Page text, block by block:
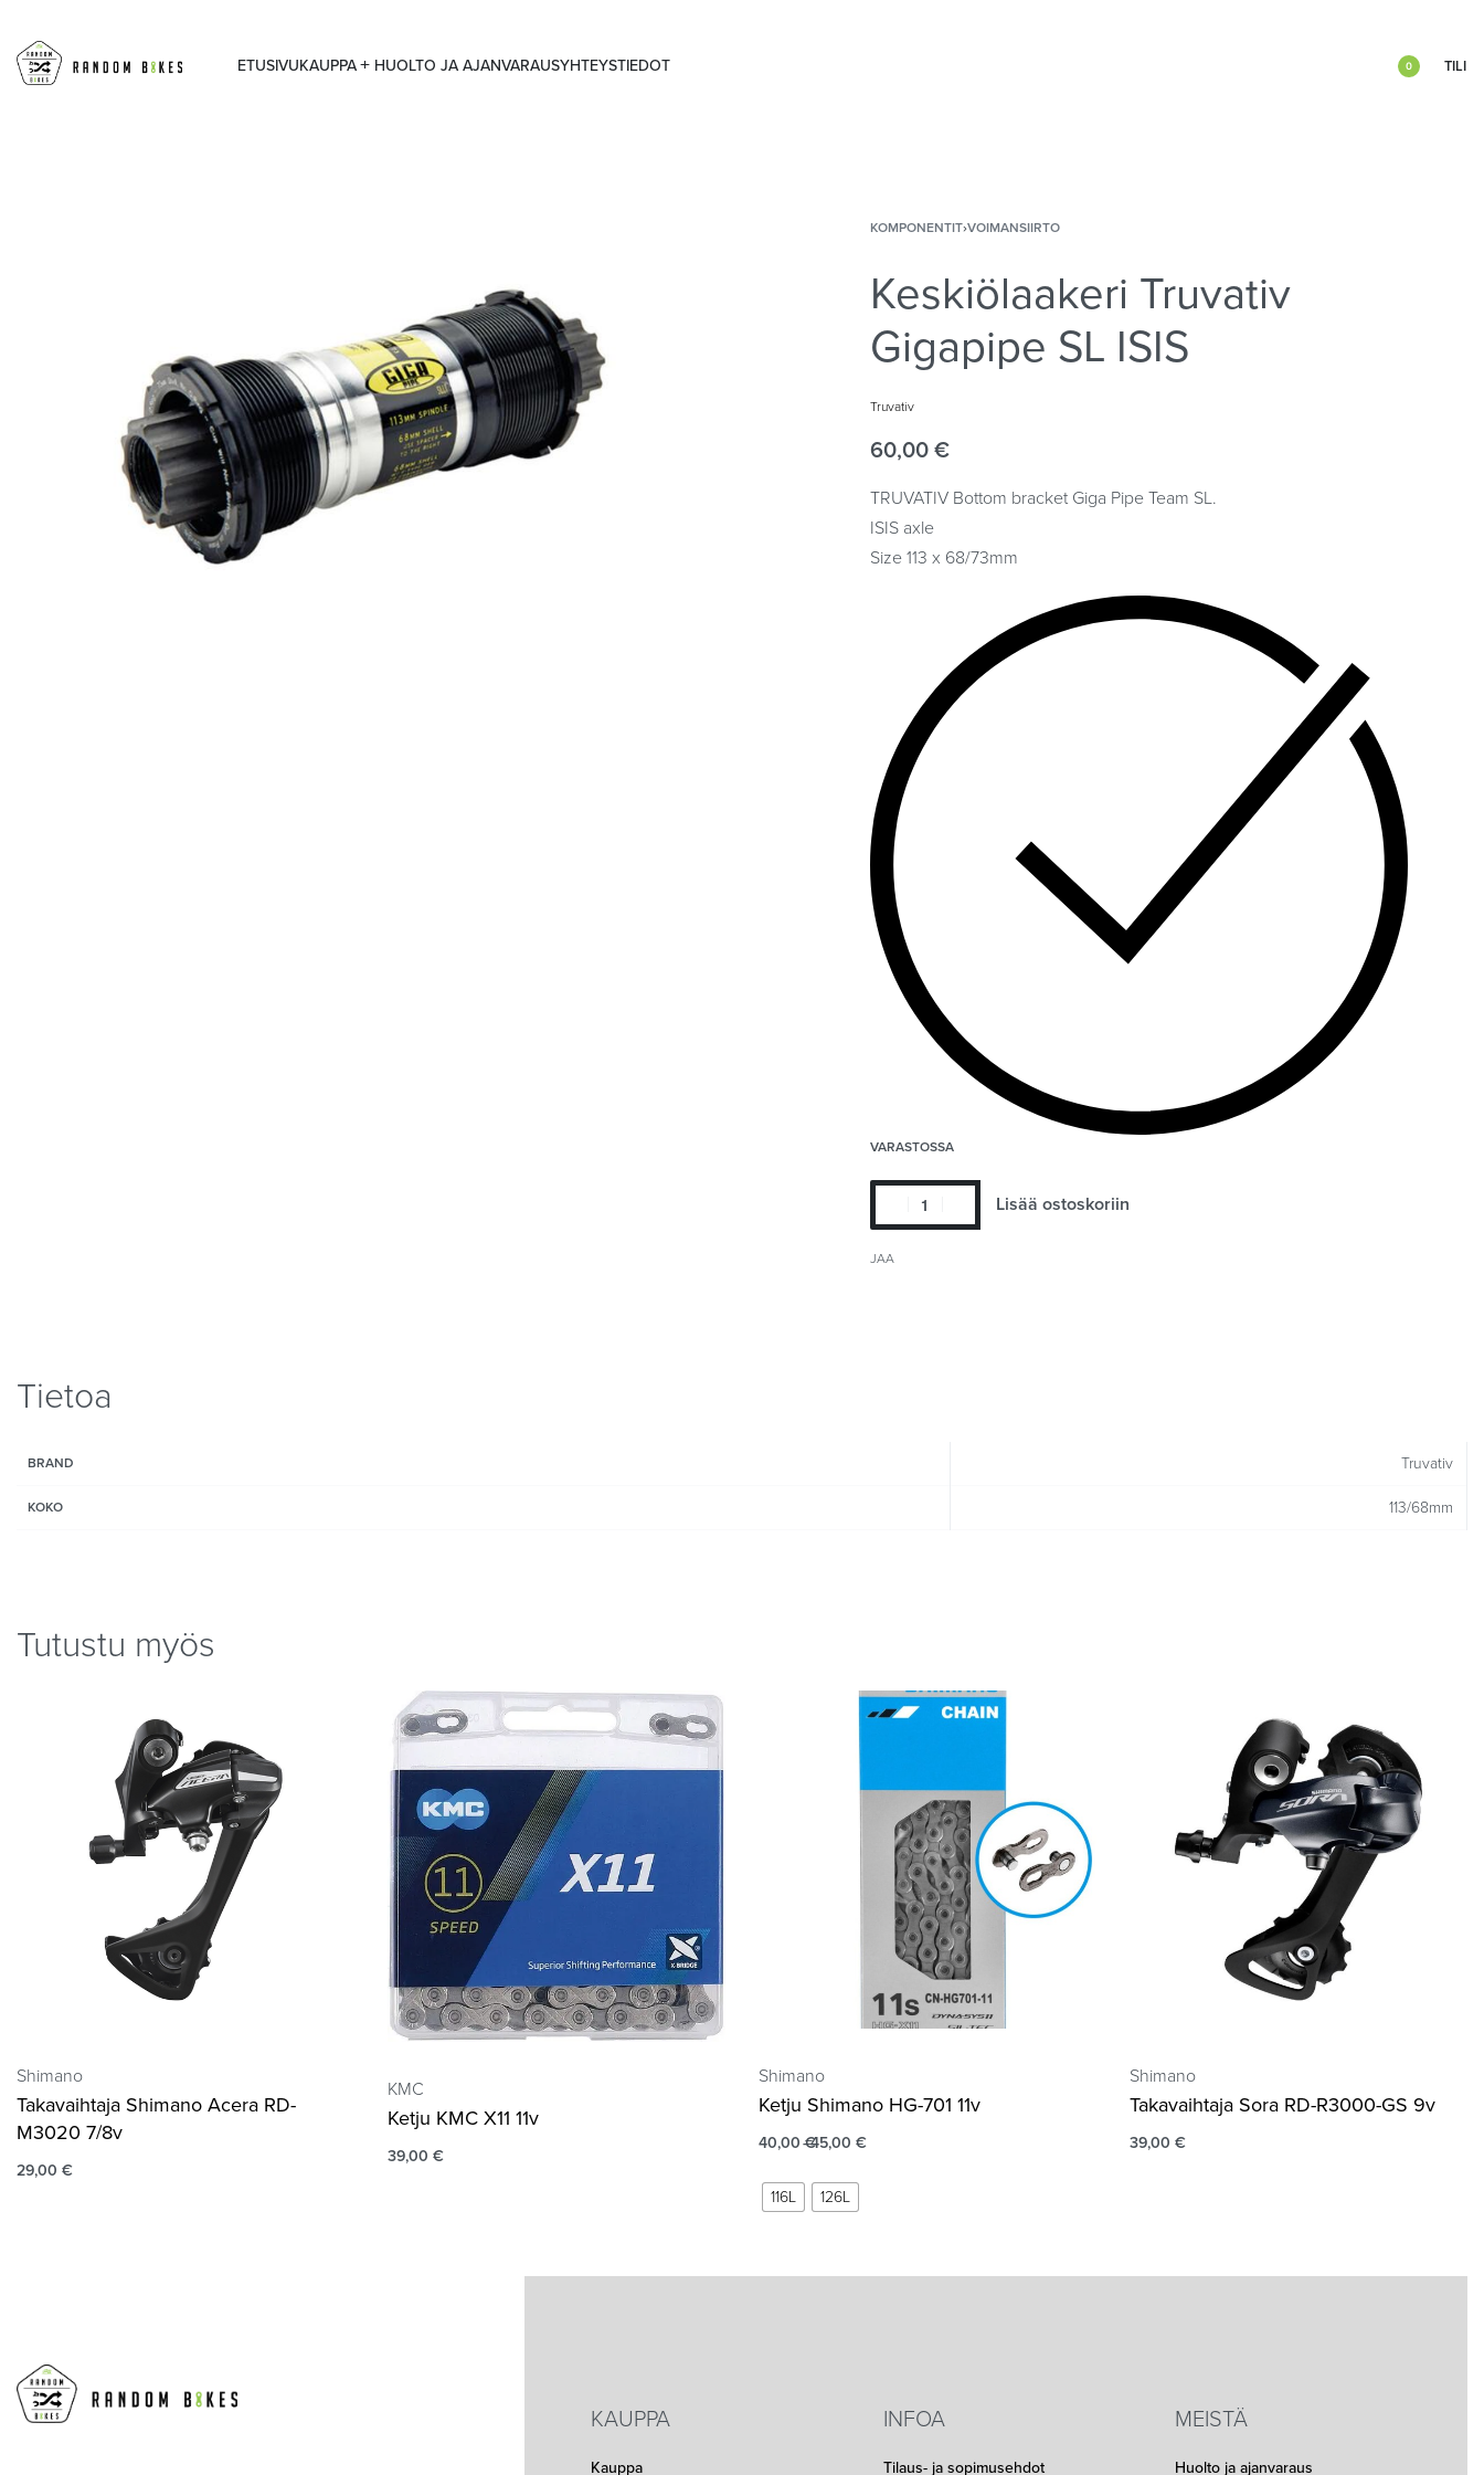
ETUSIVUKAUPPA HUOLTO JA AJANVARAUSYHTEYSTIEDOT 0 TILI
KOMPONENTIT›VOIMANSIIRTO
Keskiölaakeri Truvativ
Gigapipe SL ISIS
Truvativ
60,00 €
TRUVATIV Bottom bracket Giga Pipe Team SL.
ISIS axle
Size 113 x 68/73mm
VARASTOSSA
Lisää ostoskoriin
JAA
Tietoa
BRAND Truvativ
KOKO 113/68mm
Tutustu myös
Shimano
Takavaihtaja Shimano Acera RD-
M3020 7/8v
29,00 €
KMC
Ketju KMC X11 11v
39,00 €
Shimano
Ketju Shimano HG-701 11v
40,00€45,00 €
116L 126L
Shimano
Takavaihtaja Sora RD-R3000-GS 9v
39,00 €
KAUPPA
Kauppa
INFOA
Tilaus- ja sopimusehdot
MEISTÄ
Huolto ja ajanvaraus